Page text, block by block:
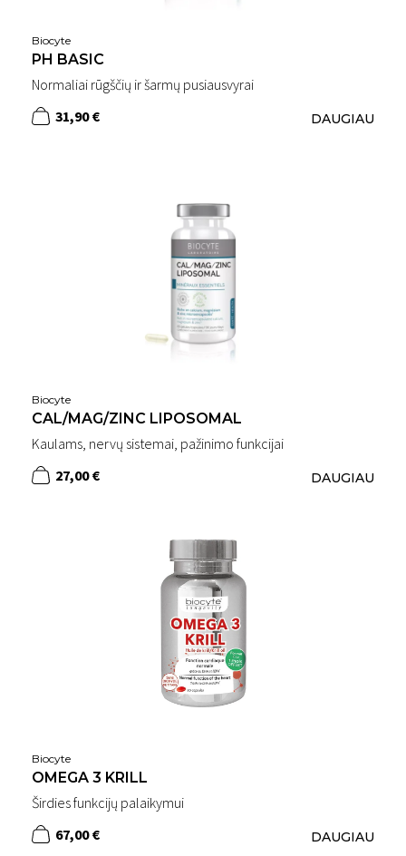
Biocyte
PH BASIC
Normaliai rūgščių ir šarmų pusiausvyrai
31,90 €
DAUGIAU
Biocyte
CAL/MAG/ZINC LIPOSOMAL
Kaulams, nervų sistemai, pažinimo funkcijai
27,00 €
DAUGIAU
Biocyte
OMEGA 3 KRILL
Širdies funkcijų palaikymui
67,00 €
DAUGIAU